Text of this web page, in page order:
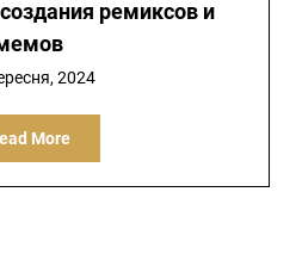
ремиксов и
2024
More